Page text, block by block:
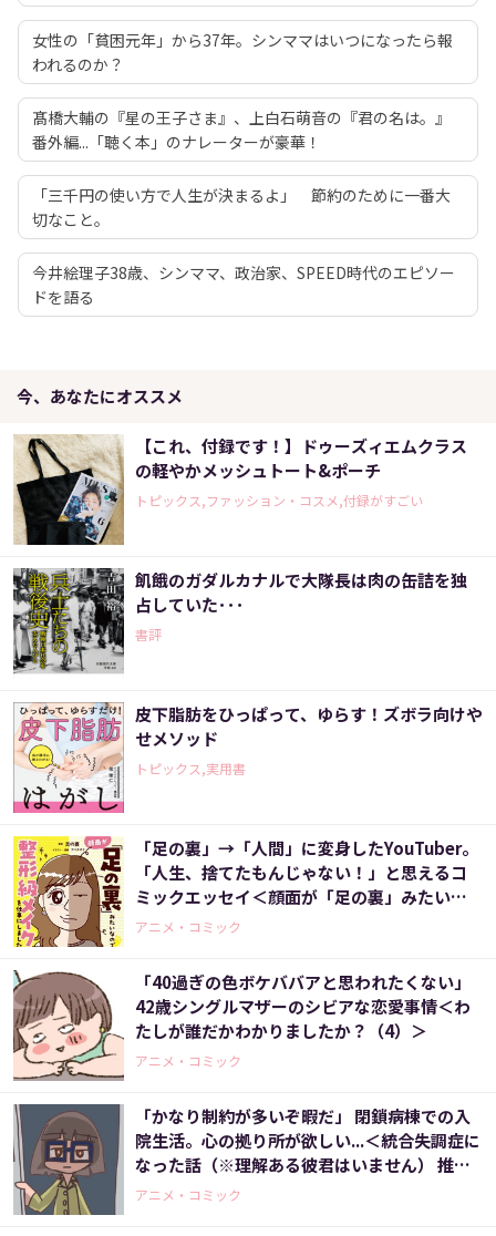
女性の「貧困元年」から37年。シンママはいつになったら報
われるのか？
髙橋大輔の『星の王子さま』、上白石萌音の『君の名は。』
番外編...「聴く本」のナレーターが豪華！
「三千円の使い方で人生が決まるよ」 節約のために一番大
切なこと。
今井絵理子38歳、シンママ、政治家、SPEED時代のエピソー
ドを語る
今、あなたにオススメ
【これ、付録です！】ドゥーズィエムクラス
の軽やかメッシュトート&ポーチ
トピックス,ファッション・コスメ,付録がすごい
飢餓のガダルカナルで大隊長は肉の缶詰を独
占していた･･･
書評
皮下脂肪をひっぱって、ゆらす！ズボラ向けや
せメソッド
トピックス,実用書
「足の裏」→「人間」に変身したYouTuber。
「人生、捨てたもんじゃない！」と思えるコ
ミックエッセイ＜顔面が「足の裏」みたいな
ので整形級メイクを仕事にしました＞
アニメ・コミック
「40過ぎの色ボケババアと思われたくない」
42歳シングルマザーのシビアな恋愛事情＜わ
たしが誰だかわかりましたか？（4）＞
アニメ・コミック
「かなり制約が多いぞ暇だ」 閉鎖病棟での入
院生活。心の拠り所が欲しい...＜統合失調症に
なった話（※理解ある彼君はいません） 推し
と福祉に救われて社会復帰するまでの劇的140
アニメ・コミック